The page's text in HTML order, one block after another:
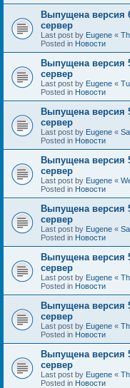
Выпущена версия
сервер
Last post by Eugene «
Posted in Новости
Выпущена версия
сервер
Last post by Eugene «
Posted in Новости
Выпущена версия
сервер
Last post by Eugene «
Posted in Новости
Выпущена версия
сервер
Last post by Eugene «
Posted in Новости
Выпущена версия
сервер
Last post by Eugene «
Posted in Новости
Выпущена версия
сервер
Last post by Eugene «
Posted in Новости
Выпущена версия
сервер
Last post by Eugene «
Posted in Новости
Выпущена версия
сервер
Last post by Eugene «
Posted in Новости